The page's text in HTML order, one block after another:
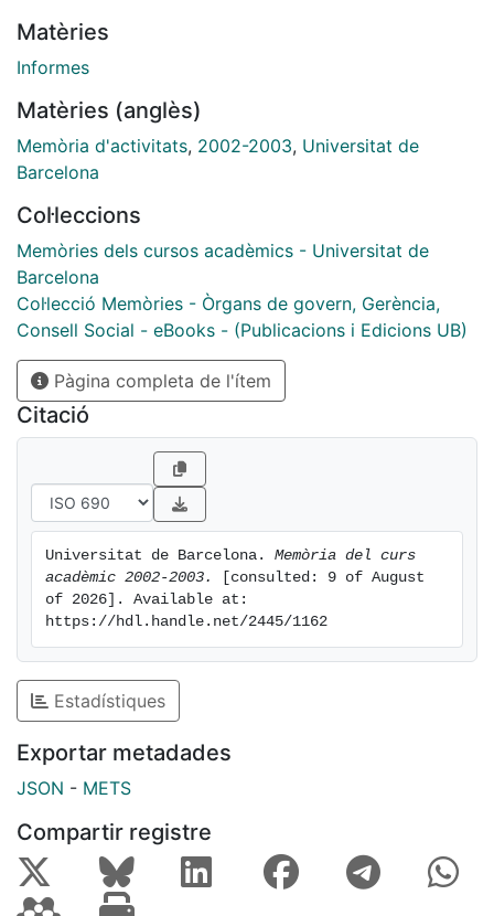
relacions amb la societat i amb el món empresarial.
S'inclou el resum pressupostari del curs.
Matèries
Informes
Matèries (anglès)
Memòria d'activitats, 2002-2003, Universitat de
Barcelona
Col·leccions
Memòries dels cursos acadèmics - Universitat de
Barcelona
Col·lecció Memòries - Òrgans de govern, Gerència,
Consell Social - eBooks - (Publicacions i Edicions UB)
Pàgina completa de l'ítem
Citació
Universitat de Barcelona. Memòria del curs
acadèmic 2002-2003.
[consulted: 9 of August
of 2026]. Available at:
https://hdl.handle.net/2445/1162
Estadístiques
Exportar metadades
JSON - METS
Compartir registre